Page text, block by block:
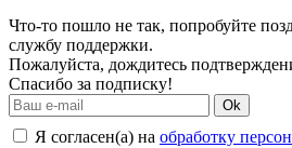
Что-то пошло не так, попробуйте
службу поддержки.
Пожалуйста, дождитесь
Спасибо за подписку!
Ok
Я согласен(а) на обработку